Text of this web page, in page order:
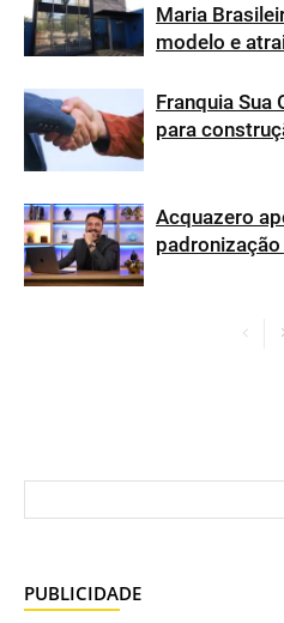
Maria
modelo e
Franquia Sua
para
Acquazero
PUBLICIDADE